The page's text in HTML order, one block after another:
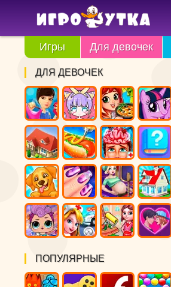
Игры Для девочек
ДЛЯ ДЕВОЧЕК
ПОПУЛЯРНЫЕ